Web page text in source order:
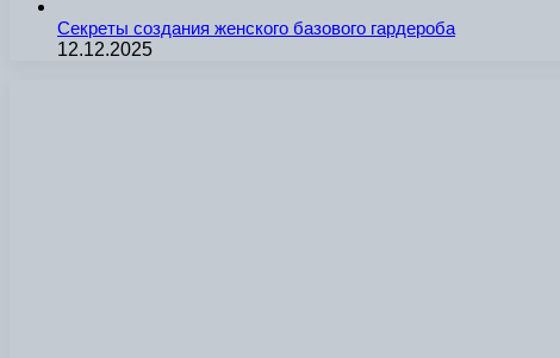
Секреты создания женского базового гардероба
12.12.2025